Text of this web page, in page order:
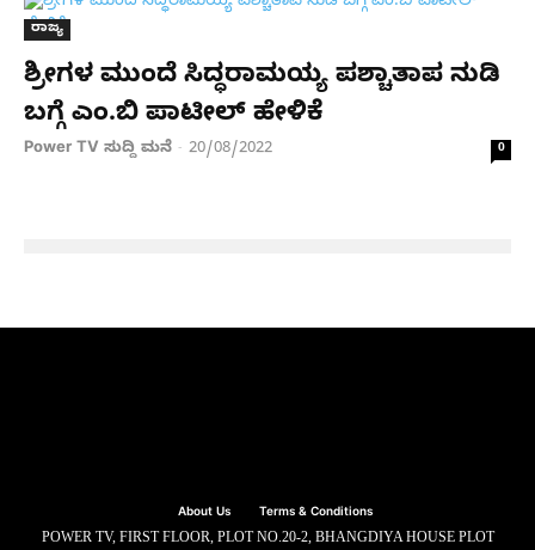
ರಾಜ್ಯ
ಶ್ರೀಗಳ ಮುಂದೆ ಸಿದ್ಧರಾಮಯ್ಯ ಪಶ್ಚಾತಾಪ ನುಡಿ
ಬಗ್ಗೆ ಎಂ.ಬಿ ಪಾಟೀಲ್ ಹೇಳಿಕೆ
Power TV ಸುದ್ದಿ ಮನೆ - 20/08/2022 0
About Us Terms & Conditions
POWER TV, FIRST FLOOR, PLOT NO.20-2, BHANGDIYA HOUSE PLOT